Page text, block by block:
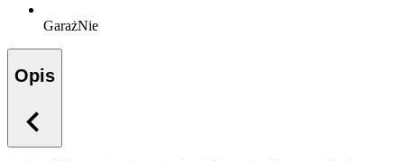
GarażNie
Opis